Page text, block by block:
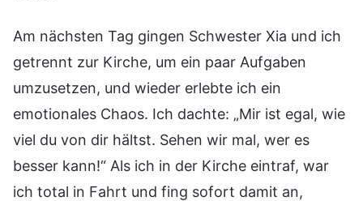
Am nächsten Tag gingen Schwester Xia und ich
getrennt zur Kirche, um ein paar Aufgaben
umzusetzen, und wieder erlebte ich ein
emotionales Chaos. Ich dachte: „Mir ist egal, wie
viel du von dir hältst. Sehen wir mal, wer es
besser kann!“ Als ich in der Kirche eintraf, war
ich total in Fahrt und fing sofort damit an,